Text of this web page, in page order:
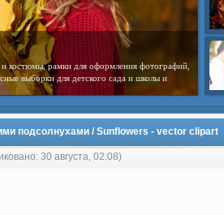
костюмы, рамки для оформления фотографий,
выборки для детского сада и школы и
подсолнухами / Sunflowers - vector clipart
30 августа, 02:08)